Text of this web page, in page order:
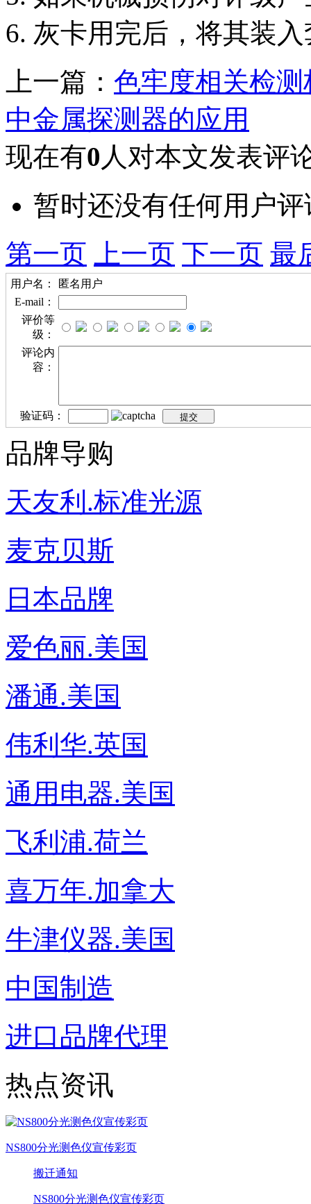
6. 灰卡用完后，将其装
上一篇： 色牢度相关检
中金属探测器的应用
现在有0 人对本文发表评
暂时还没有任何用户评
第一页
上一页 下一页 最
用户名：
匿名用户
E-mail：
评价等
级：
评论内
容：
验证码：
品牌导购
天友利.标准光源
麦克贝斯
日本品牌
爱色丽.美国
潘通.美国
伟利华.英国
通用电器.美国
飞利浦.荷兰
喜万年.加拿大
牛津仪器.美国
中国制造
进口品牌代理
热点资讯
NS800分光测色仪宣传彩页
搬迁通知
NS800分光测色仪宣传彩页